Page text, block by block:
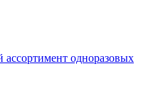
одноразовых